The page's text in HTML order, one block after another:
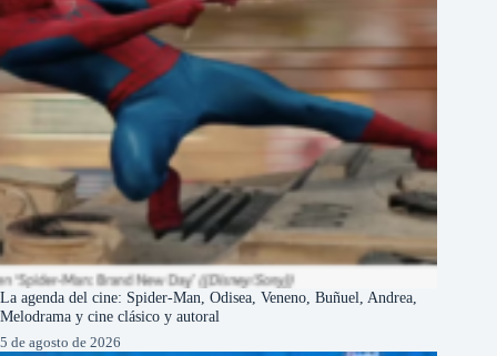
La agenda del cine: Spider-Man, Odisea, Veneno, Buñuel, Andrea,
Melodrama y cine clásico y autoral
5 de agosto de 2026